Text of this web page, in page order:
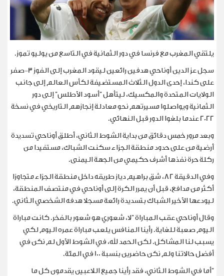
يلتقي المغرب مع فرنسا في دور الثمانية في التاسع من يوليو تموز.
سجل عز الدين أوناحي هدفين رائعين ليقود المغرب إلى الفوز 3-صفر
على كندا، إحدى الدول الثلاث المستضيفة لكأس العالم إلى جانب
الولايات المتحدة والمكسيك، ليتأهل "أسود الأطلس" إلى دور
الثمانية ويواصلوا مسيرتهم نحو معادلة إنجازهم التاريخي في نسخة
2022 عندما بلغوا الدور قبل النهائي.
وبعد مرور خمس دقائق من بداية الشوط الثاني، أطلق أوناحي تسديدة
أرضية من على حدود منطقة الجزاء سكنت الشباك، مستفيدا من
ركلة حرة نفذها أشرف حكيمي من الجهة اليمنى.
وفي الدقيقة 82، شق براهيم دياز طريقه داخل منطقة الجزاء متجاوزا
أكثر من مدافع، قبل أن يمرر الكرة إلى أوناحي في منتصف المنطقة،
ليودعها ‌الأخير الشباك بتسديدة رائعة مسجلا هدفه الشخصي الثاني.
وقال أوناحي عقب المباراة "لا، شعوري هو شعور بالفخر. كانت مباراة
اليوم صعبة للغاية. رأينا المنافس يلعب مباراة عمره اليوم لكي
يسبب لنا المشاكل. لكن الحمد لله، في الشوط الأول لم نكن في
أفضل حالاتنا ولم نكن حاضرين بنسبة 100 في المئة.
"أما في الشوط الثاني، فقد رأينا جميع اللاعبين يقدمون كل ما